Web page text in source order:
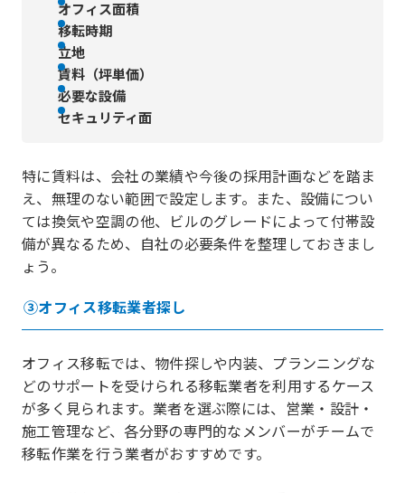
オフィス面積
移転時期
立地
賃料（坪単価）
必要な設備
セキュリティ面
特に賃料は、会社の業績や今後の採用計画などを踏ま
え、無理のない範囲で設定します。また、設備につい
ては換気や空調の他、ビルのグレードによって付帯設
備が異なるため、自社の必要条件を整理しておきまし
ょう。
③オフィス移転業者探し
オフィス移転では、物件探しや内装、プランニングな
どのサポートを受けられる移転業者を利用するケース
が多く見られます。業者を選ぶ際には、営業・設計・
施工管理など、各分野の専門的なメンバーがチームで
移転作業を行う業者がおすすめです。